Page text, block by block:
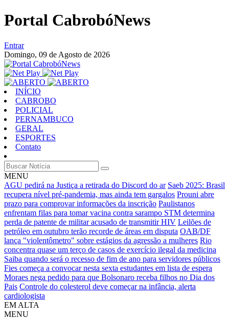
Portal CabrobóNews
Entrar
Domingo, 09 de Agosto de 2026
INÍCIO
CABROBO
POLICIAL
PERNAMBUCO
GERAL
ESPORTES
Contato
MENU
AGU pedirá na Justiça a retirada do Discord do ar Saeb 2025: Brasil
recupera nível pré-pandemia, mas ainda tem gargalos Prouni abre
prazo para comprovar informações da inscrição Paulistanos
enfrentam filas para tomar vacina contra sarampo STM determina
perda de patente de militar acusado de transmitir HIV Leilões de
petróleo em outubro terão recorde de áreas em disputa OAB/DF
lança "violentômetro" sobre estágios da agressão a mulheres Rio
concentra quase um terço de casos de exercício ilegal da medicina
Saiba quando será o recesso de fim de ano para servidores públicos
Fies começa a convocar nesta sexta estudantes em lista de espera
Moraes nega pedido para que Bolsonaro receba filhos no Dia dos
Pais Controle do colesterol deve começar na infância, alerta
cardiologista
EM ALTA
MENU